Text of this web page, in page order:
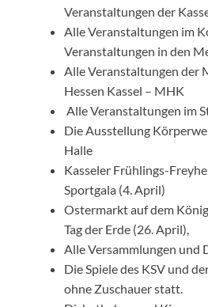
Veranstaltungen der
Alle Veranstaltungen im
Veranstaltungen in den
Alle Veranstaltungen der
Hessen Kassel – MHK
Alle Veranstaltungen im
Die Ausstellung
Halle
Kasseler Frühlings-
Sportgala (4. April)
Ostermarkt auf dem
Tag der Erde (26. April),
Alle Versammlungen und
Die Spiele des KSV und
ohne Zuschauer statt.